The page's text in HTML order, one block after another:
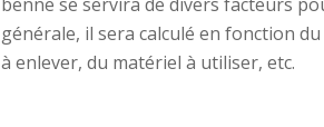
générale, il sera calculé en fonction
à enlever, du matériel à utiliser, etc.